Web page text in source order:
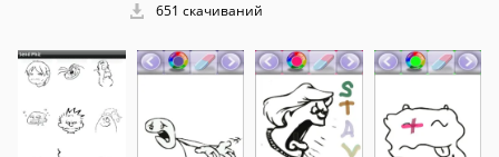
651 скачиваний